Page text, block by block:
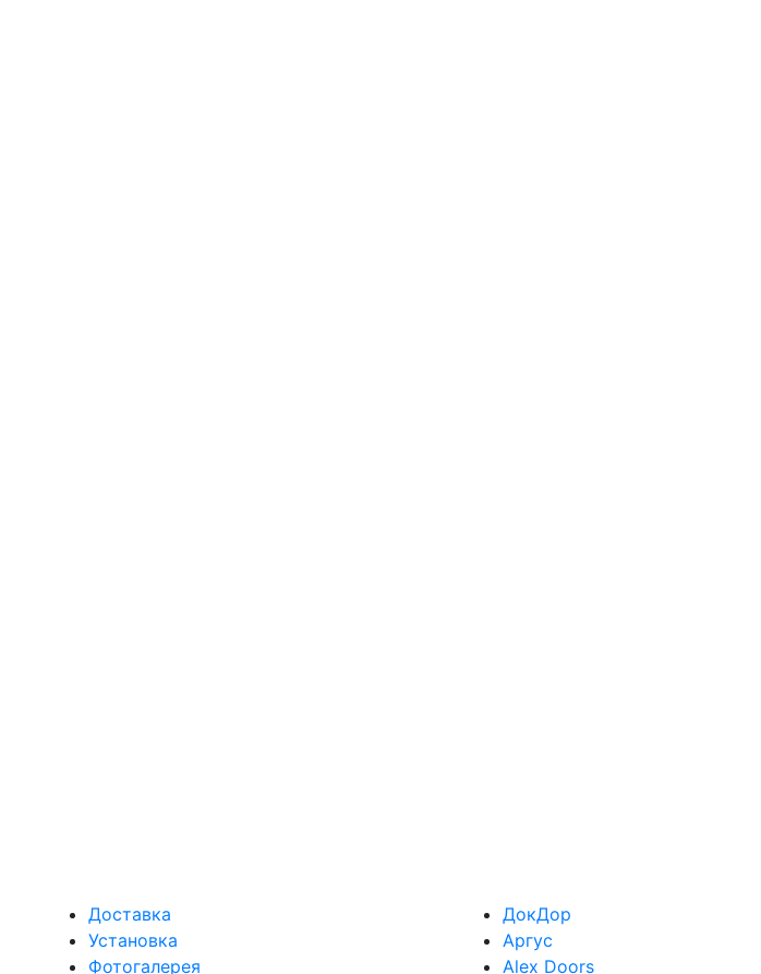
Доставка
Установка
Фотогалерея
ДокДор
Аргус
Alex Doors